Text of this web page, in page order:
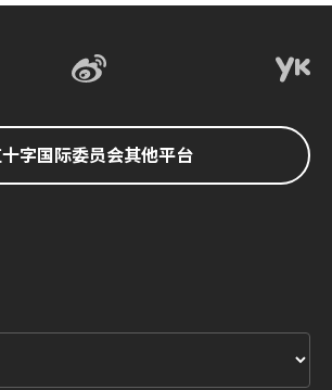
字国际委员会其他平台